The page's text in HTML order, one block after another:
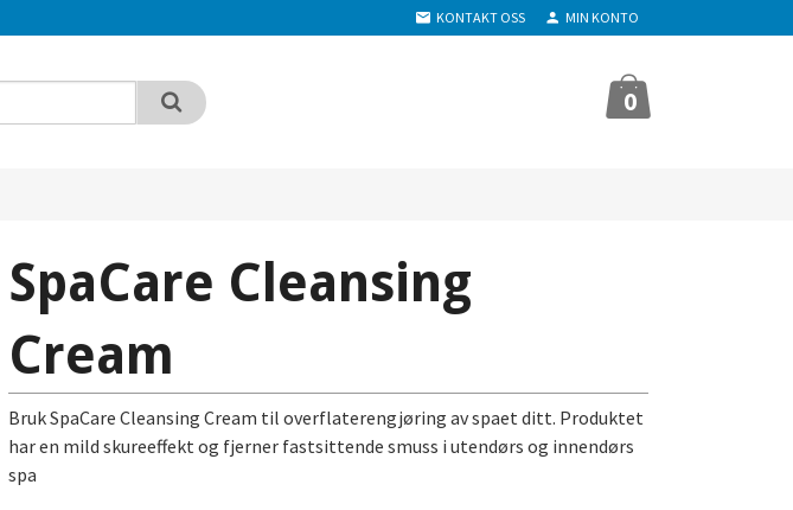
KONTAKT OSS MIN KONTO
0
SpaCare Cleansing
Cream
Bruk SpaCare Cleansing Cream til overflaterengjøring av spaet ditt. Produktet
har en mild skureeffekt og fjerner fastsittende smuss i utendørs og innendørs
spa